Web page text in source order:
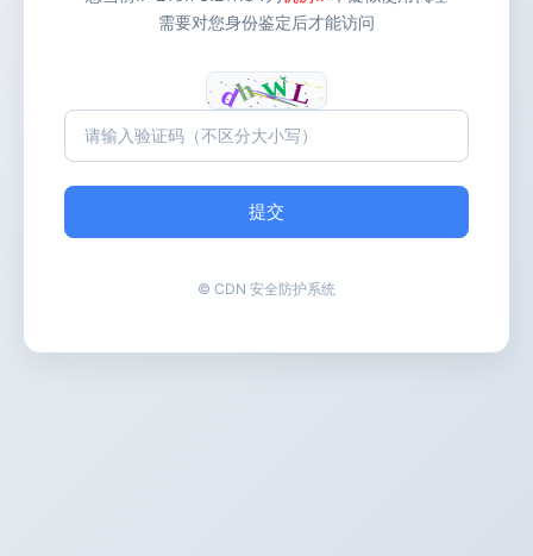
需要对您身份鉴定后才能访问
提交
© CDN 安全防护系统